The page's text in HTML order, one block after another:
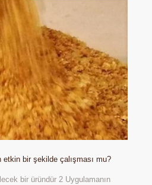
etkin bir şekilde çalışması mu?
bir üründür 2 Uygulamanın